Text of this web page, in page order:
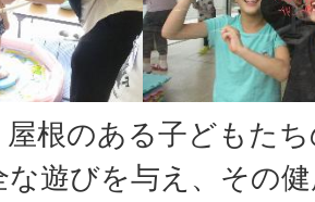
屋根のある子どもた
な遊びを与え、その